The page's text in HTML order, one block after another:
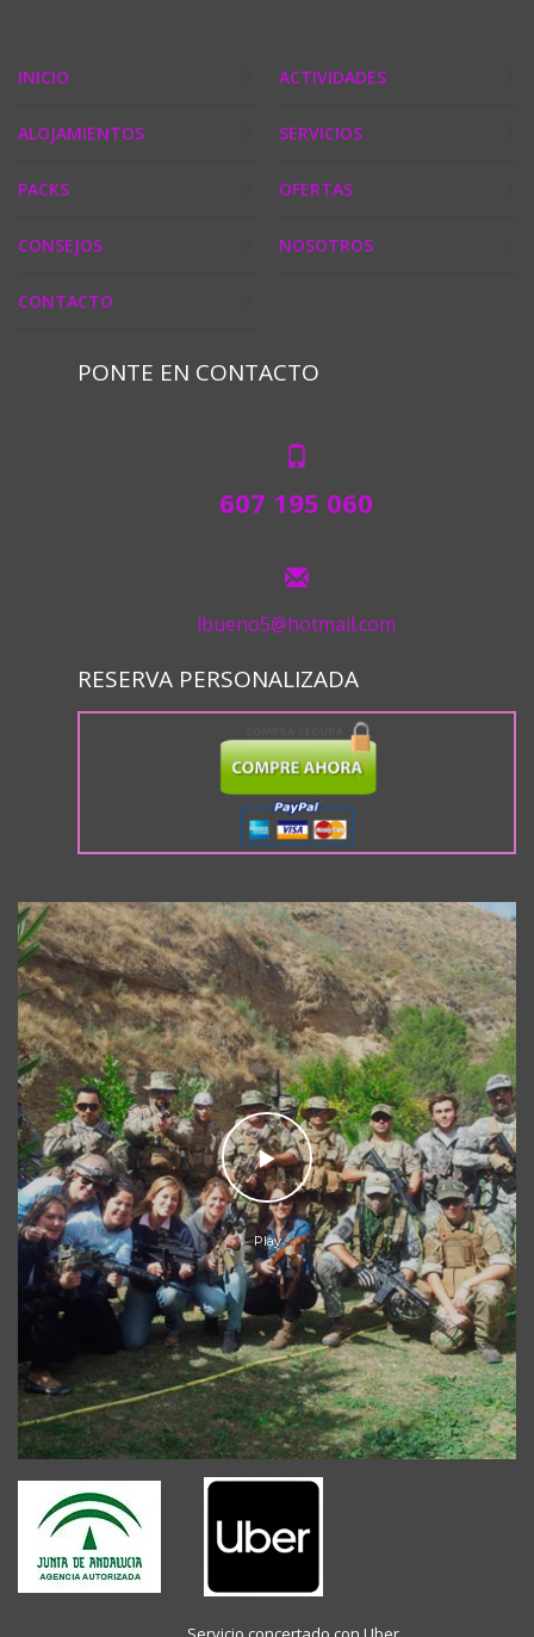
INICIO ACTIVIDADES
ALOJAMIENTOS SERVICIOS
PACKS OFERTAS
CONSEJOS NOSOTROS
CONTACTO
PONTE EN CONTACTO
607 195 060
lbueno5@hotmail.com
RESERVA PERSONALIZADA
Play